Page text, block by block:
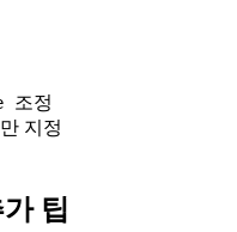
조정
지정
팁